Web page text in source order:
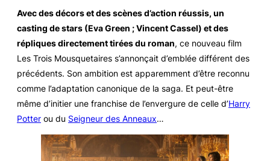
Avec des décors et des scènes d’action réussis, un
casting de stars (Eva Green ; Vincent Cassel) et des
répliques directement tirées du roman, ce nouveau film
Les Trois Mousquetaires s’annonçait d’emblée différent des
précédents. Son ambition est apparemment d’être reconnu
comme l’adaptation canonique de la saga. Et peut-être
même d’initier une franchise de l’envergure de celle d’Harry
Potter ou du Seigneur des Anneaux…